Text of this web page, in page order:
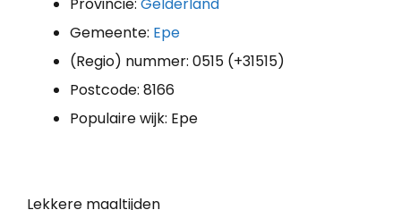
Gemeente: Epe
(Regio) nummer: 0515 (+31515)
Postcode: 8166
Populaire wijk: Epe
Lekkere maaltijden